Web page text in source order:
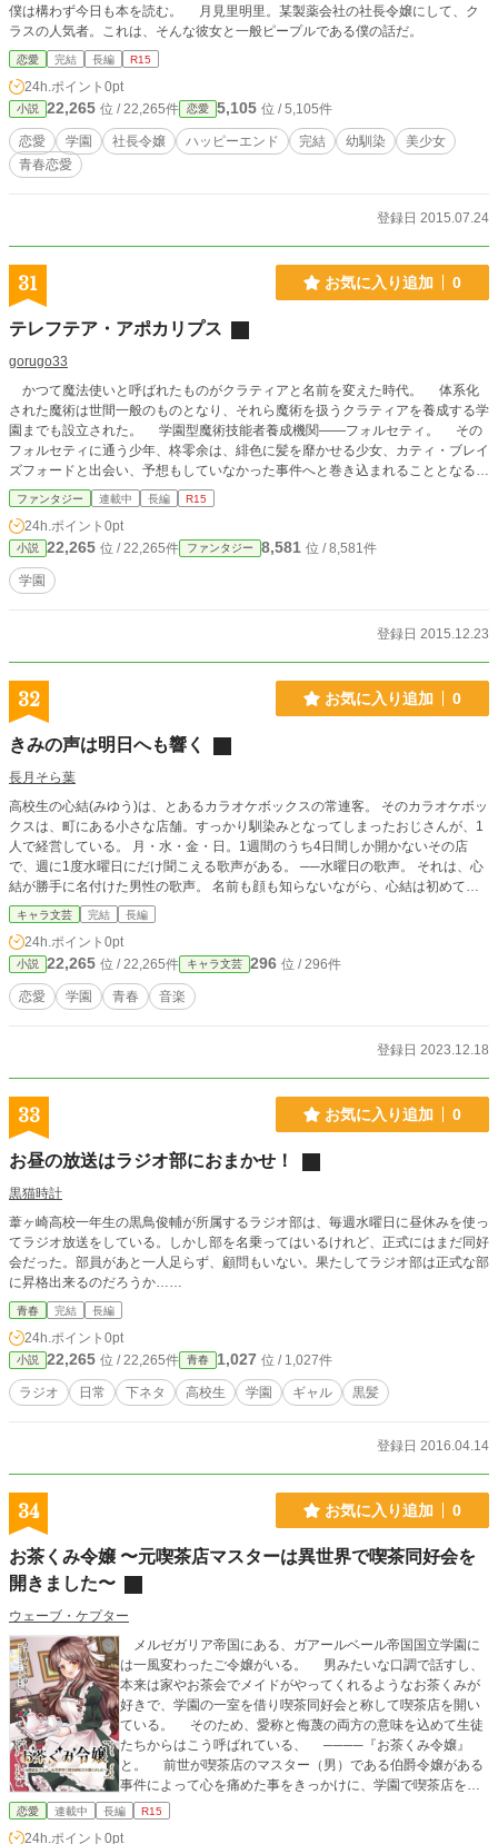
僕は構わず今日も本を読む。 月見里明里。某製薬会社の社長令嬢にして、ク
ラスの人気者。これは、そんな彼女と一般ピープルである僕の話だ。
恋愛 完結 長編 R15
24h.ポイント 0pt
小説 22,265 位 / 22,265件 恋愛 5,105 位 / 5,105件
恋愛 学園 社長令嬢 ハッピーエンド 完結 幼馴染
美少女
青春恋愛
登録日 2015.07.24
31 お気に入り追加 0
テレフテア・アポカリプス
gorugo33
かつて魔法使いと呼ばれたものがクラティアと名前を変えた時代。 体系化
された魔術は世間一般のものとなり、それら魔術を扱うクラティアを養成する学
園までも設立された。 学園型魔術技能者養成機関――フォルセティ。 その
フォルセティに通う少年、柊零余は、緋色に髪を靡かせる少女、カティ・ブレイ
ズフォードと出会い、予想もしていなかった事件へと巻き込まれることとなる。
やがてその事件の核心に迫るにつれ、事態は大きく回りだすことに。
ファンタジー 連載中 長編 R15
24h.ポイント 0pt
小説 22,265 位 / 22,265件 ファンタジー 8,581 位 / 8,581件
学園
登録日 2015.12.23
32 お気に入り追加 0
きみの声は明日へも響く
長月そら葉
高校生の心結(みゆう)は、とあるカラオケボックスの常連客。 そのカラオケボッ
クスは、町にある小さな店舗。すっかり馴染みとなってしまったおじさんが、1
人で経営している。 月・水・金・日。1週間のうち4日間しか開かないその店
で、週に1度水曜日にだけ聞こえる歌声がある。 ──水曜日の歌声。 それは、心
結が勝手に名付けた男性の歌声。 名前も顔も知らないながら、心結は初めて聴
いた時からその声に惹き付けられ続けている。 カラオケ大好き女子高生、心
結。 男とは思えない程透き通った歌声を持つ青年、響(ひびき)。 カラオケを通
して出逢った二人の、夢へと繋がる物語。
キャラ文芸 完結 長編
24h.ポイント 0pt
小説 22,265 位 / 22,265件 キャラ文芸 296 位 / 296件
恋愛 学園 青春 音楽
登録日 2023.12.18
33 お気に入り追加 0
お昼の放送はラジオ部におまかせ！
黒猫時計
葦ヶ崎高校一年生の黒鳥俊輔が所属するラジオ部は、毎週水曜日に昼休みを使っ
てラジオ放送をしている。しかし部を名乗ってはいるけれど、正式にはまだ同好
会だった。部員があと一人足らず、顧問もいない。果たしてラジオ部は正式な部
に昇格出来るのだろうか……
青春 完結 長編
24h.ポイント 0pt
小説 22,265 位 / 22,265件 青春 1,027 位 / 1,027件
ラジオ 日常 下ネタ 高校生 学園 ギャル 黒髪
登録日 2016.04.14
34 お気に入り追加 0
お茶くみ令嬢 〜元喫茶店マスターは異世界で喫茶同好会を
開きました〜
ウェーブ・ケプター
メルゼガリア帝国にある、ガアールベール帝国国立学園に
は一風変わったご令嬢がいる。 男みたいな口調で話すし、
本来は家やお茶会でメイドがやってくれるようなお茶くみが
好きで、学園の一室を借り喫茶同好会と称して喫茶店を開い
ている。 そのため、愛称と侮蔑の両方の意味を込めて生徒
たちからはこう呼ばれている、 ────『お茶くみ令嬢』
と。 前世が喫茶店のマスター（男）である伯爵令嬢がある
事件によって心を痛めた事をきっかけに、学園で喫茶店を開
きます。婚約者と上手くいっていない公爵令嬢や、ダイエッ
恋愛 連載中 長編 R15
24h.ポイント 0pt